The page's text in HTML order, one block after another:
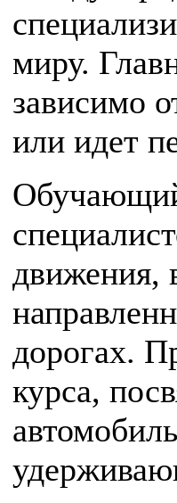
миру.
зависимо
или идет
движения,
дорогах.
курса,